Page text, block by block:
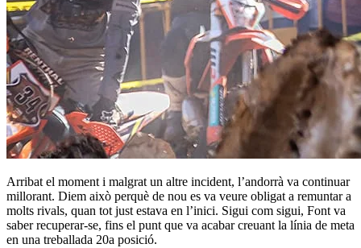
Arribat el moment i malgrat un altre incident, l’andorrà va continuar
millorant. Diem això perquè de nou es va veure obligat a remuntar a
molts rivals, quan tot just estava en l’inici. Sigui com sigui, Font va
saber recuperar-se, fins el punt que va acabar creuant la línia de meta
en una treballada 20a posició.